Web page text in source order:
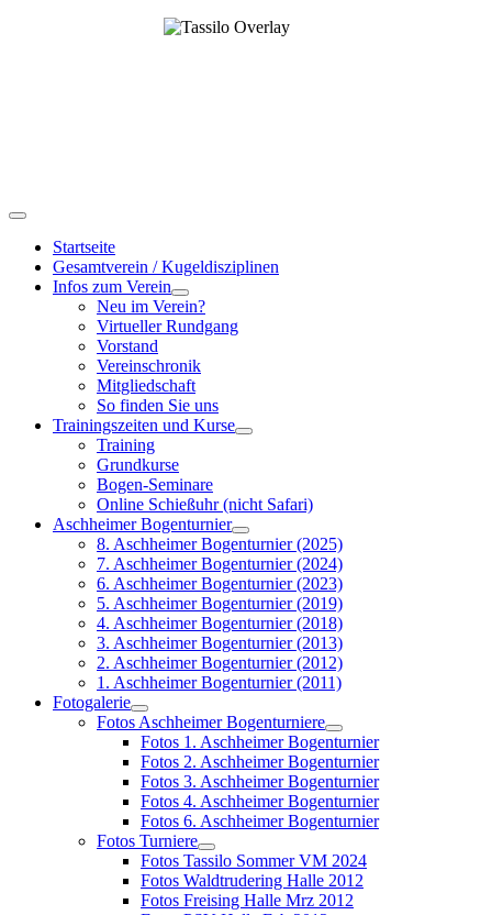
Startseite
Gesamtverein / Kugeldisziplinen
Infos zum Verein
Neu im Verein?
Virtueller Rundgang
Vorstand
Vereinschronik
Mitgliedschaft
So finden Sie uns
Trainingszeiten und Kurse
Training
Grundkurse
Bogen-Seminare
Online Schießuhr (nicht Safari)
Aschheimer Bogenturnier
8. Aschheimer Bogenturnier (2025)
7. Aschheimer Bogenturnier (2024)
6. Aschheimer Bogenturnier (2023)
5. Aschheimer Bogenturnier (2019)
4. Aschheimer Bogenturnier (2018)
3. Aschheimer Bogenturnier (2013)
2. Aschheimer Bogenturnier (2012)
1. Aschheimer Bogenturnier (2011)
Fotogalerie
Fotos Aschheimer Bogenturniere
Fotos 1. Aschheimer Bogenturnier
Fotos 2. Aschheimer Bogenturnier
Fotos 3. Aschheimer Bogenturnier
Fotos 4. Aschheimer Bogenturnier
Fotos 6. Aschheimer Bogenturnier
Fotos Turniere
Fotos Tassilo Sommer VM 2024
Fotos Waldtrudering Halle 2012
Fotos Freising Halle Mrz 2012